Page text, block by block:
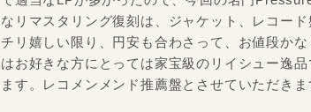
なリマスタリング復刻は、ジャケット、レコー
チリ嬉しい限り、円安も合わさって、お値段か
はお好きな方にとっては家宝級のリイシュー逸
ます。レコメンメンド推薦盤とさせていただきま